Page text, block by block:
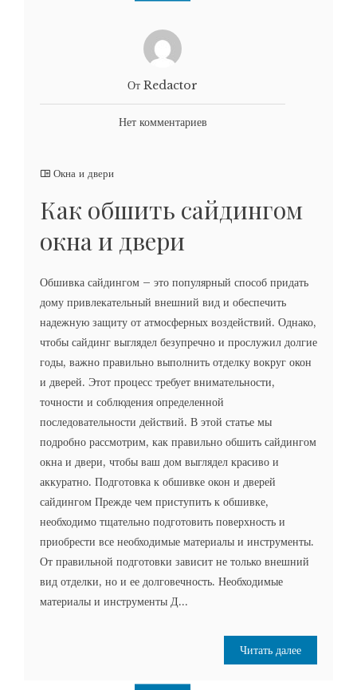
От Redactor
Нет комментариев
Окна и двери
Как обшить сайдингом
окна и двери
Обшивка сайдингом – это популярный способ придать
дому привлекательный внешний вид и обеспечить
надежную защиту от атмосферных воздействий. Однако,
чтобы сайдинг выглядел безупречно и прослужил долгие
годы, важно правильно выполнить отделку вокруг окон
и дверей. Этот процесс требует внимательности,
точности и соблюдения определенной
последовательности действий. В этой статье мы
подробно рассмотрим, как правильно обшить сайдингом
окна и двери, чтобы ваш дом выглядел красиво и
аккуратно. Подготовка к обшивке окон и дверей
сайдингом Прежде чем приступить к обшивке,
необходимо тщательно подготовить поверхность и
приобрести все необходимые материалы и инструменты.
От правильной подготовки зависит не только внешний
вид отделки, но и ее долговечность. Необходимые
материалы и инструменты Д...
Читать далее